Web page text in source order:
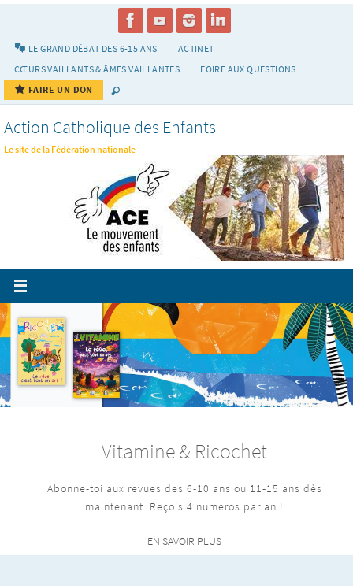
LE GRAND DÉBAT DES 6-15 ANS
ACTINET
CŒURS VAILLANTS & ÂMES VAILLANTES
FOIRE AUX QUESTIONS
FAIRE UN DON
Action Catholique des Enfants
Le site de la Fédération nationale
Vitamine & Ricochet
Abonne-toi aux revues des 6-10 ans ou 11-15 ans dès
maintenant. Reçois 4 numéros par an !
EN SAVOIR PLUS